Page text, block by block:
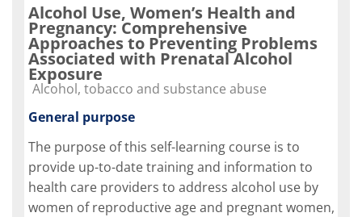
Alcohol Use, Women’s Health and
Pregnancy: Comprehensive
Approaches to Preventing Problems
Associated with Prenatal Alcohol
Exposure
Course category
Alcohol, tobacco and substance abuse
General purpose
The purpose of this self-learning course is to
provide up-to-date training and information to
health care providers to address alcohol use by
women of reproductive age and pregnant women,